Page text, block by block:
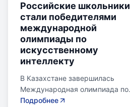
Российские школьники
стали победителями
международной
олимпиады по
искусственному
интеллекту
В Казахстане завершилась
Международная олимпиада по
искусственному интеллекту.
Подробнее